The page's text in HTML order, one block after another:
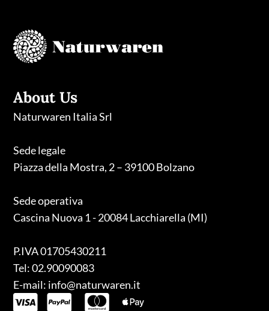
About Us
Naturwaren Italia Srl
Sede legale
Piazza della Mostra, 2 – 39100 Bolzano
Sede operativa
Cascina Nuova 1 - 20084 Lacchiarella (MI)
P.IVA 01705430211
Tel: 02.90090083
E-mail: info@naturwaren.it